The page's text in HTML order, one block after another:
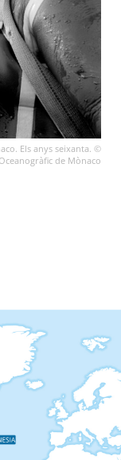
Els anys seixanta. ©
de Mònaco